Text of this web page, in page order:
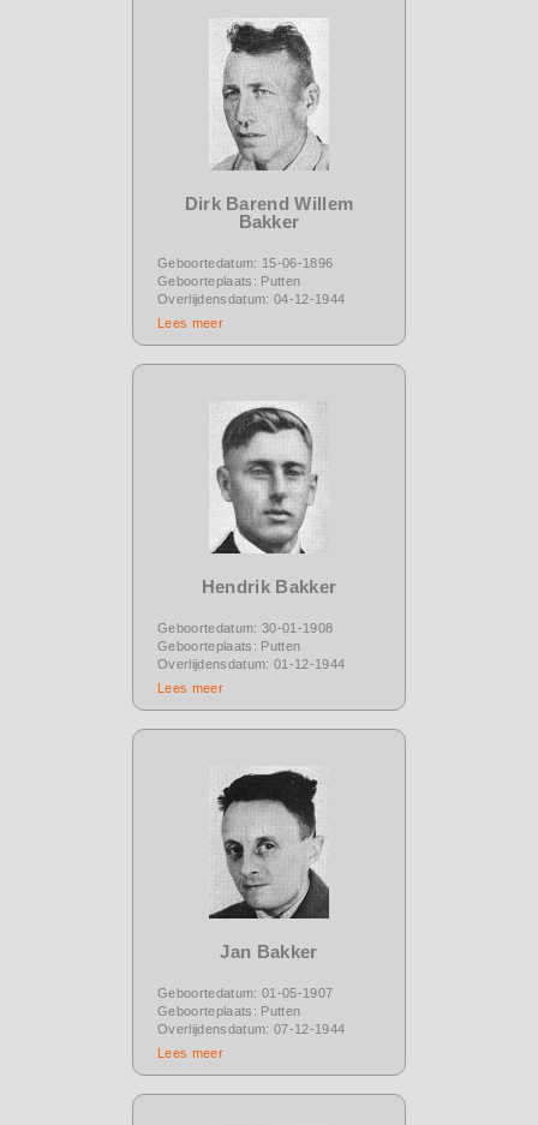
Dirk Barend Willem
Bakker
Geboortedatum: 15-06-1896
Geboorteplaats: Putten
Overlijdensdatum: 04-12-1944
Lees meer
Hendrik Bakker
Geboortedatum: 30-01-1908
Geboorteplaats: Putten
Overlijdensdatum: 01-12-1944
Lees meer
Jan Bakker
Geboortedatum: 01-05-1907
Geboorteplaats: Putten
Overlijdensdatum: 07-12-1944
Lees meer